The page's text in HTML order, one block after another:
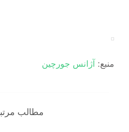
منبع:آژانس جورچین
مطالب